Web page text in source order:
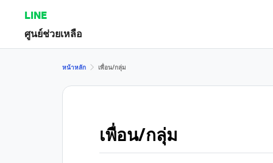
LINE
ศูนย์ช่วยเหลือ
หน้าหลัก เพื่อน/กลุ่ม
เพื่อน/กลุ่ม